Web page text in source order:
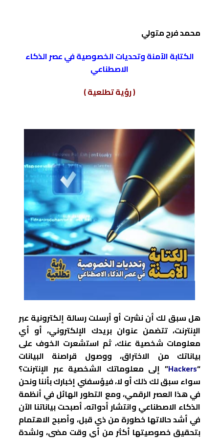
محمد فرح متولي
الكتابة الآمنة وتحديات الخصوصية في عصر الذكاء
الاصطناعي
( رؤية تطلعية )
هل سبق لك أن نشرت أو أرسلت رسالة إلكترونية عبر
الإنترنت، تتضمن عنوان بريدك الإلكتروني، أو أي
معلومات شخصية عنك، ثم استشعرت الخوف على
بياناتك من الاختراق، ووصول قراصنة البيانات
“
Hackers” إلى معلوماتك الشخصية عبر الإنترنت؟
سواء سبق لك ذلك أو لا، فيؤسفني إخبارك بأننا ونحن
في هذا العصر الرقمي، ومع التطور الهائل في أنظمة
الذكاء الاصطناعي وانتشار أدواته، أصبحت بياناتنا الآن
في أشد حالاتها خطورة من ذي قبل، وأصبح الاهتمام
بتحقيق خصوصيتها أكثر من أي وقت مضى، ولشدة